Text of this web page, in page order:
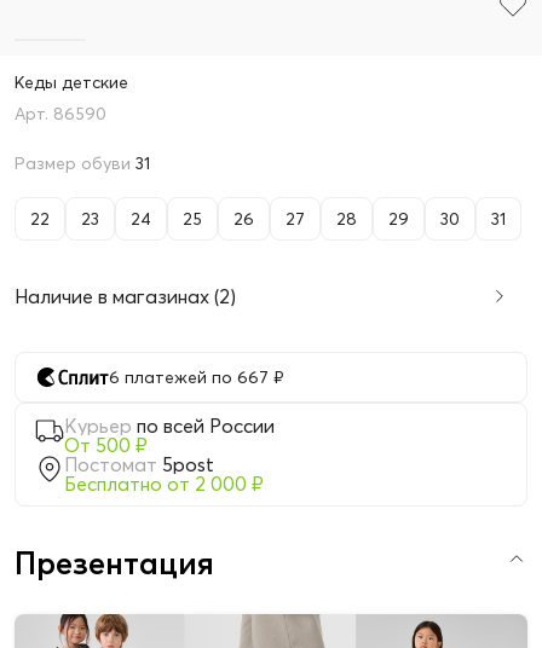
Кеды детские
86590
Размер обуви 31
22 23 24 25 26 27 28 29 30 31
Наличие в магазинах (2)
6 платежей по 667 ₽
Курьер по всей России
От 500 ₽
Постомат 5post
Бесплатно от 2 000 ₽
Презентация